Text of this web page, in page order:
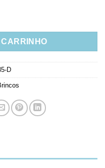
Semi Joias Pequenas
D